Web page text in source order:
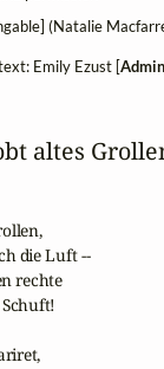
(Natalie
Emily Ezust [
altes
die Luft --
rechte